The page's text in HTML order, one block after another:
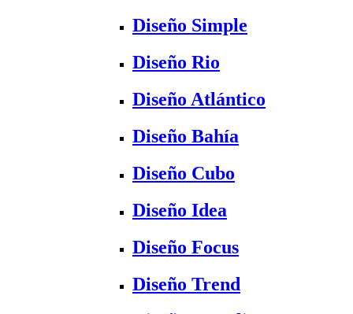
Diseño Simple
Diseño Rio
Diseño Atlántico
Diseño Bahía
Diseño Cubo
Diseño Idea
Diseño Focus
Diseño Trend